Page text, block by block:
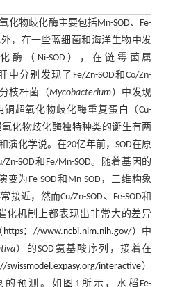
化物歧化酶主要包括Mn-SOD、Fe-
外，在一些蓝细菌和海洋生物中发
酶（Ni-SOD），在链霉菌属
中分别发现了Fe/Zn-SOD和Co/Zn-
枝杆菌（Mycobacterium ）中发现
铜超氧化物歧化酶重复蛋白（Cu-
化物歧化酶独特种类的诞生有两
演化学说。在20亿年前，SOD在原
SOD和Fe/Mn-SOD。随着基因的
变为Fe-SOD和Mn-SOD，三维构象
近，然而Cu/Zn-SOD、Fe-SOD和
化机制上都表现出非常大的差异
https：//www.ncbi.nlm.nih.gov/ ）中
）的SOD氨基酸序列，接着在
swissmodel.expasy.org/interactive ）
的预测。如 图1 所示，水稻Fe-